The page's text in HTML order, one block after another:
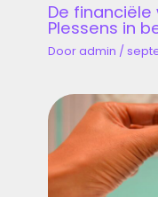
De
Plessens in
Dooradmin /